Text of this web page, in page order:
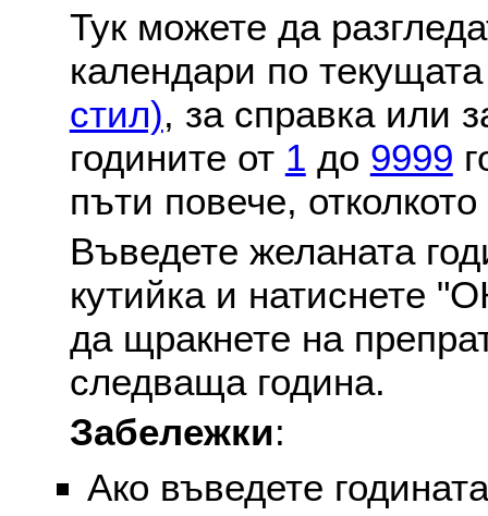
Тук можете да
календари по
стил), за справка или
годините от 1 до 9999
пъти повече,
Въведете желаната
кутийка и натиснете
да щракнете на
следваща година.
Забележки:
Ако въведете